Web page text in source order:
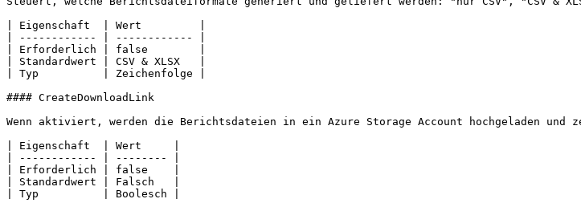
| Eigenschaft  | Wert         |
| ------------ | ------------ |
| Erforderlich | false        |
| Standardwert | CSV & XLSX   |
| Typ          | Zeichenfolge |
#### CreateDownloadLink
Wenn aktiviert, werden die Berichtsdateien in ein Azure Storage Account hochgeladen und
| Eigenschaft  | Wert     |
| ------------ | -------- |
| Erforderlich | false    |
| Standardwert | Falsch   |
| Typ          | Boolesch |